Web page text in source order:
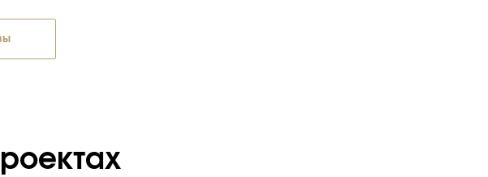
1»